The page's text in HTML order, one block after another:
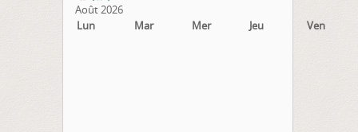
Août 2026
Lun
Mar Mer Jeu Ven